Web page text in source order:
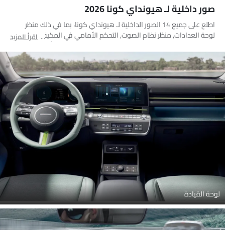
صور داخلية لـ هيونداي كونا 2026
اطلع على جميع 14 الصور الداخلية لـ هيونداي كونا، بما في ذلك منظر
لوحة العدادات, منظر نظام الصوت, التحكم الأمامي في المكيف, عجلة
القيادة, عداد الدوران, المقاعد الخلفية, مقاعد قابلة للطي, أدوات ضبط
المقعد, الفاصل الأمامي الأوسط, منفذ ملحقات الطاقة, التحكم الخلفي
في المكيف, منظر مكبرات الصوت, مساعدة الركن, التحكم المركزي
اقرأ المزيد
لوحة القيادة